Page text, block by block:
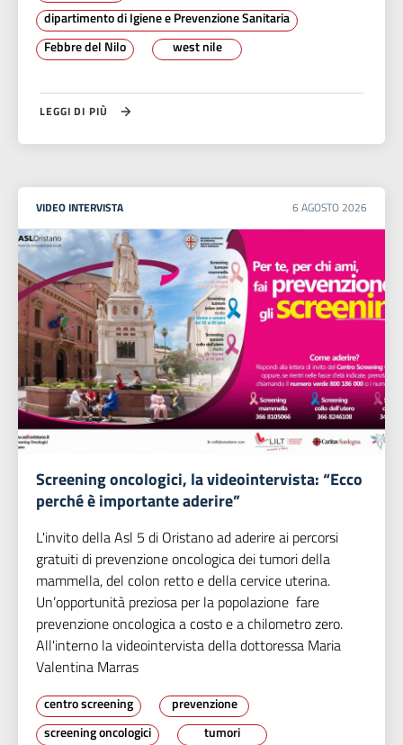
dipartimento di Igiene e Prevenzione Sanitaria
Febbre del Nilo
west nile
LEGGI DI PIÙ
VIDEO INTERVISTA 6 AGOSTO 2026
Screening oncologici, la videointervista: “Ecco
perché è importante aderire”
L'invito della Asl 5 di Oristano ad aderire ai percorsi
gratuiti di prevenzione oncologica dei tumori della
mammella, del colon retto e della cervice uterina.
Un’opportunità preziosa per la popolazione fare
prevenzione oncologica a costo e a chilometro zero.
All'interno la videointervista della dottoressa Maria
Valentina Marras
centro screening
prevenzione
screening oncologici
tumori